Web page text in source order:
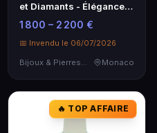
et Diamants - Élégance
et Luxe
1 800 – 2 200 €
📅 Invendu le 06/07/2026
Bijoux & Pierres Précieuses
Monaco
🔥 TOP AFFAIRE